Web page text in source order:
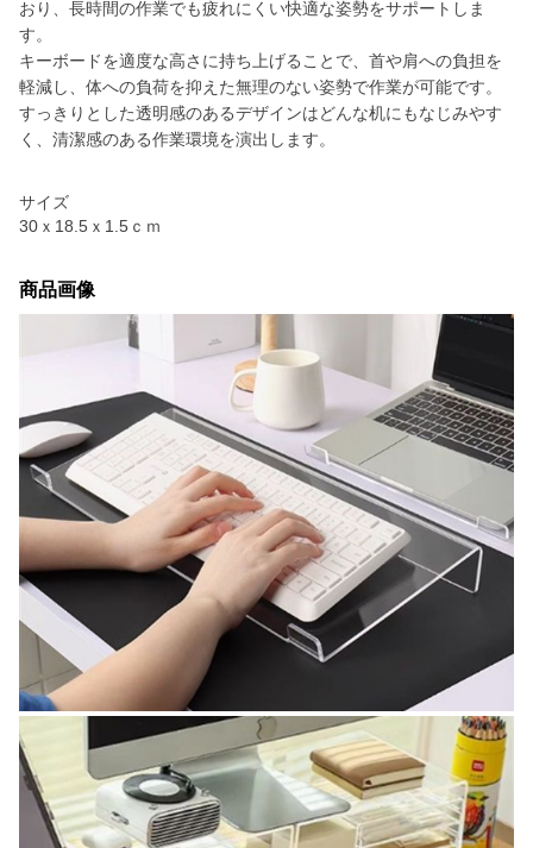
おり、長時間の作業でも疲れにくい快適な姿勢をサポートしま
す。
キーボードを適度な高さに持ち上げることで、首や肩への負担を
軽減し、体への負荷を抑えた無理のない姿勢で作業が可能です。
すっきりとした透明感のあるデザインはどんな机にもなじみやす
く、清潔感のある作業環境を演出します。
サイズ
30ｘ18.5ｘ1.5ｃｍ
商品画像